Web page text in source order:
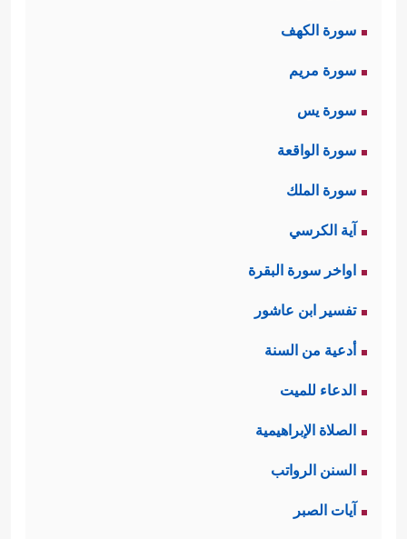
سورة الكهف
سورة مريم
سورة يس
سورة الواقعة
سورة الملك
آية الكرسي
اواخر سورة البقرة
تفسير ابن عاشور
أدعية من السنة
الدعاء للميت
الصلاة الإبراهيمية
السنن الرواتب
آيات الصبر